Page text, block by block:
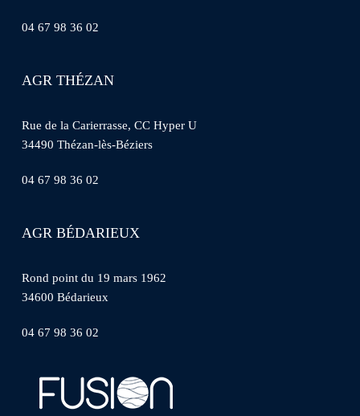
04 67 98 36 02
AGR THÉZAN
Rue de la Carierrasse, CC Hyper U
34490 Thézan-lès-Béziers
04 67 98 36 02
AGR BÉDARIEUX
Rond point du 19 mars 1962
34600 Bédarieux
04 67 98 36 02